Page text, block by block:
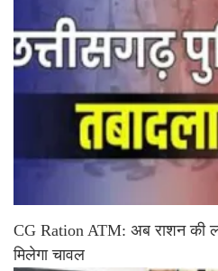
CG Ration ATM: अब राशन की
मिलेगा चावल